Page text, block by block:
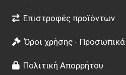
Επιστροφές προϊόντων
Όροι χρήσης -
Πολιτική Απορρήτου